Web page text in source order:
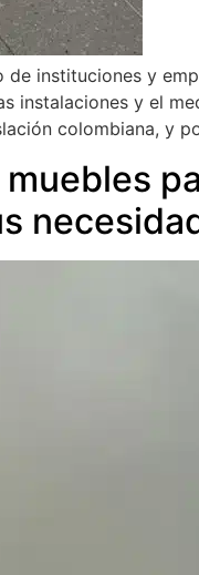
instituciones y
instalaciones y el
colombiana, y